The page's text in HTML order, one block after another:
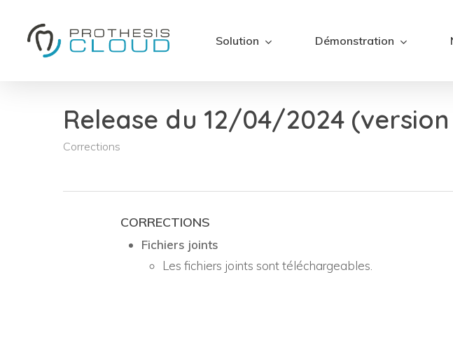
Solution Démonstration
Release du 12/04/2024 (version
Corrections
CORRECTIONS
Fichiers joints
Les fichiers joints sont téléchargeables.